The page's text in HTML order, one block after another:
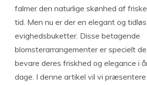
falmer den naturlige skønhed af
tid. Men nu er der en elegant og
evighedsbuketter. Disse betagende
blomsterarrangementer er specielt
bevare deres friskhed og elegance i
dage. I denne artikel vil vi præsentere